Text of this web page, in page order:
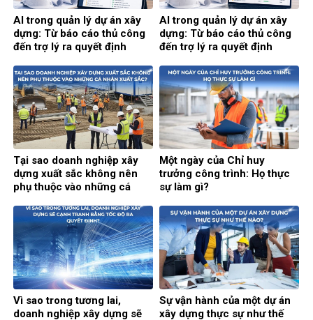
AI trong quản lý dự án xây
dựng: Từ báo cáo thủ công
đến trợ lý ra quyết định
AI trong quản lý dự án xây
dựng: Từ báo cáo thủ công
đến trợ lý ra quyết định
Tại sao doanh nghiệp xây
dựng xuất sắc không nên
phụ thuộc vào những cá
Một ngày của Chỉ huy
trưởng công trình: Họ thực
sự làm gì?
Vì sao trong tương lai,
doanh nghiệp xây dựng sẽ
Sự vận hành của một dự án
xây dựng thực sự như thế